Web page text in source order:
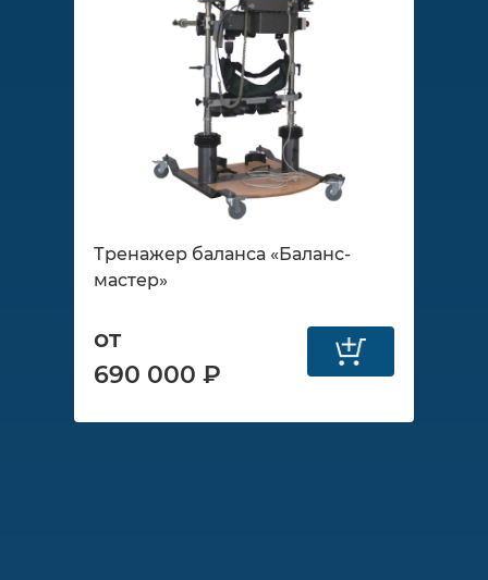
Тренажер баланса «Баланс-
мастер»
от
690 000 ₽